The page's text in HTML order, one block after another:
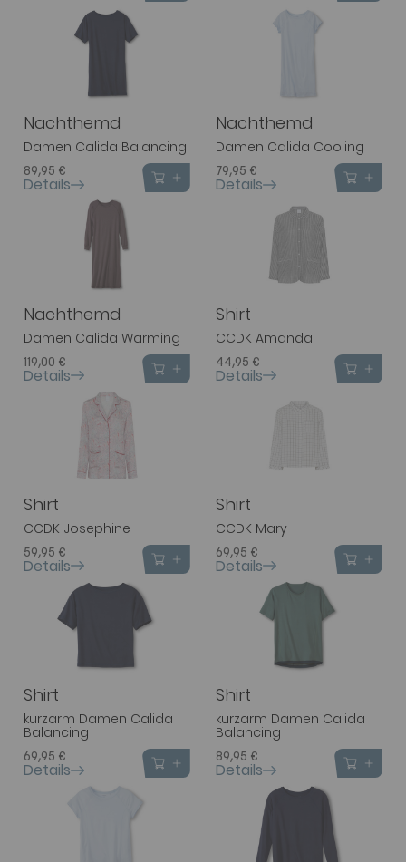
Nachthemd
Damen Calida Balancing
89,95 €
Details
Nachthemd
Damen Calida Cooling
79,95 €
Details
Nachthemd
Damen Calida Warming
119,00 €
Details
Shirt
CCDK Amanda
44,95 €
Details
Shirt
CCDK Josephine
59,95 €
Details
Shirt
CCDK Mary
69,95 €
Details
Shirt
kurzarm Damen Calida
Balancing
69,95 €
Details
Shirt
kurzarm Damen Calida
Balancing
89,95 €
Details